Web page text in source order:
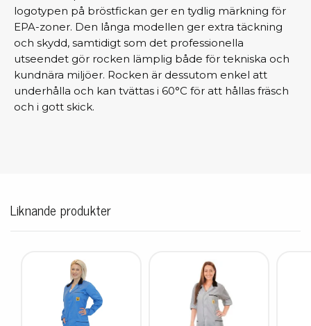
logotypen på bröstfickan ger en tydlig märkning för
EPA-zoner. Den långa modellen ger extra täckning
och skydd, samtidigt som det professionella
utseendet gör rocken lämplig både för tekniska och
kundnära miljöer. Rocken är dessutom enkel att
underhålla och kan tvättas i 60°C för att hållas fräsch
och i gott skick.
Liknande produkter